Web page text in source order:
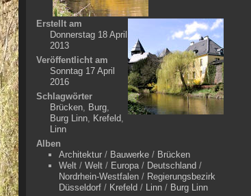
Erstellt am
Donnerstag 18 April
2013
Veröffentlicht am
Sonntag 17 April
2016
Schlagwörter
Brücken, Burg,
Burg Linn, Krefeld,
Linn
Alben
Architektur/ Bauwerke/ Brücken
Welt/ Welt/ Europa/ Deutschland /
Nordrhein-Westfalen/ Regierungsbezirk
Düsseldorf/ Krefeld / Linn/ Burg Linn